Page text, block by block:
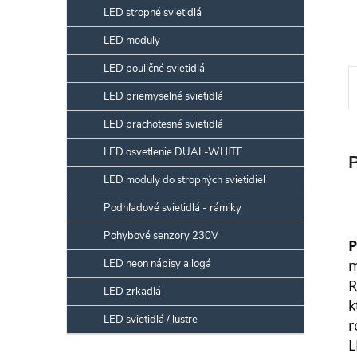
LED stropné svietidlá
LED moduly
LED pouličné svietidlá
LED priemyselné svietidlá
LED prachotesné svietidlá
LED osvetlenie DUAL-WHITE
LED moduly do stropných svietidiel
Podhľadové svietidlá - rámiky
Pohybové senzory 230V
LED neon nápisy a logá
LED zrkadlá
LED svietidlá / lustre